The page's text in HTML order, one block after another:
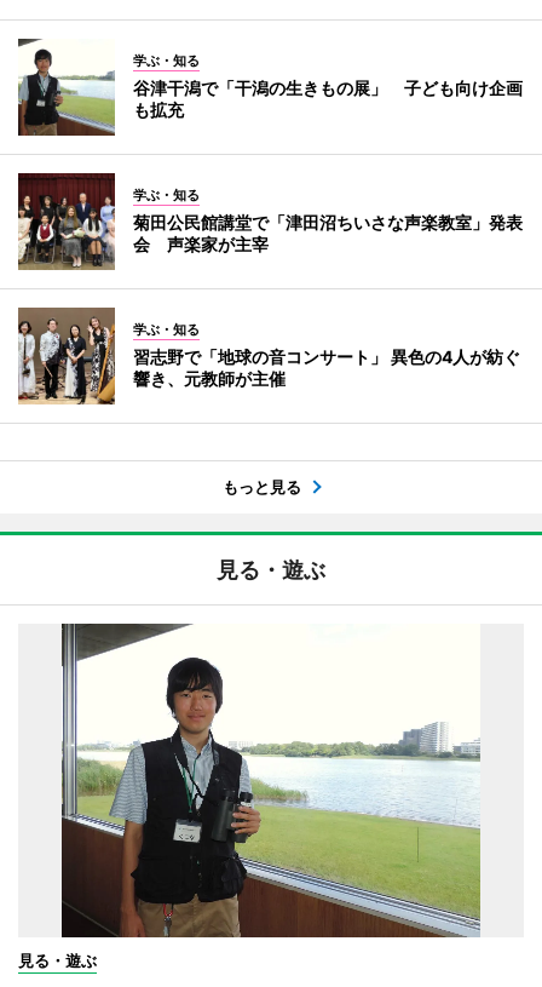
学ぶ・知る
谷津干潟で「干潟の生きもの展」 子ども向け企画
も拡充
学ぶ・知る
菊田公民館講堂で「津田沼ちいさな声楽教室」発表
会 声楽家が主宰
学ぶ・知る
習志野で「地球の音コンサート」 異色の4人が紡ぐ
響き、元教師が主催
もっと見る
見る・遊ぶ
見る・遊ぶ